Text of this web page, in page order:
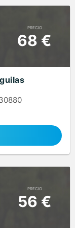
PRECIO
68 €
PRECIO
56 €